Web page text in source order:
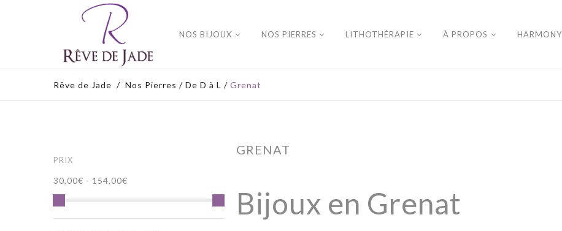
NOS BIJOUX NOS PIERRES LITHOTHÉRAPIE À PROPOS HARMONY
Rêve de Jade / Nos Pierres / De D à L / Grenat
PRIX
30,00€ - 154,00€
GRENAT
Bijoux en Grenat